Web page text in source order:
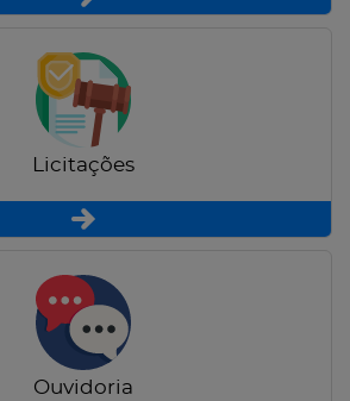
Licitações
Ouvidoria